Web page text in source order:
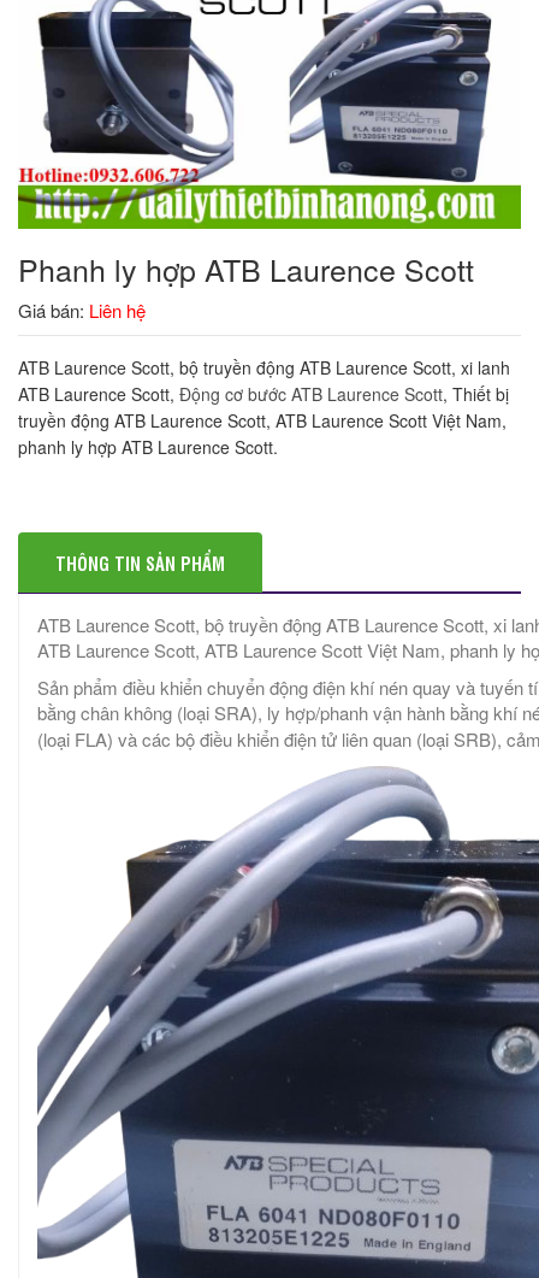
Phanh ly hợp ATB Laurence Scott
Giá bán: Liên hệ
ATB Laurence Scott, bộ truyền động ATB Laurence Scott, xi lanh
ATB Laurence Scott, Động cơ bước ATB Laurence Scott, Thiết bị
truyền động ATB Laurence Scott, ATB Laurence Scott Việt Nam,
phanh ly hợp ATB Laurence Scott.
THÔNG TIN SẢN PHẨM
ATB Laurence Scott, bộ truyền động ATB Laurence Scott, xi
ATB Laurence Scott, ATB Laurence Scott Việt Nam, phanh ly
Sản phẩm điều khiển chuyển động điện khí nén quay và
bằng chân không (loại SRA), ly hợp/phanh vận hành bằng khí
(loại FLA) và các bộ điều khiển điện tử liên quan (loại SRB),